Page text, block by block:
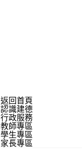
返回首頁
認識建德
行政服務
教師專區
學生專區
家長專區